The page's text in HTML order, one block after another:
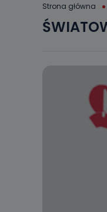
Strona główna